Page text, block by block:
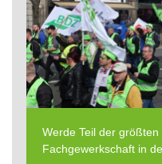
Werde Teil der
Fachgewerkschaft in